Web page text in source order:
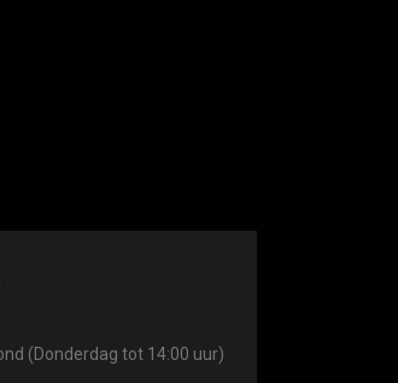
(Donderdag tot 14:00 uur)